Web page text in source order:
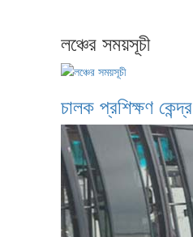
লঞ্চের সময়সূচী
চালক প্রশিক্ষণ কেন্দ্র